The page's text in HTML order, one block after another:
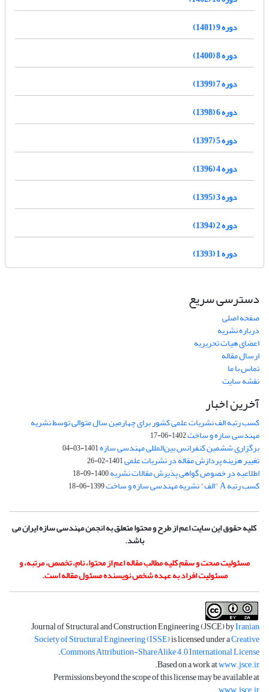
دوره 9 (1401)
دوره 8 (1400)
دوره 7 (1399)
دوره 6 (1398)
دوره 5 (1397)
دوره 4 (1396)
دوره 3 (1395)
دوره 2 (1394)
دوره 1 (1393)
دسترسی سریع
صفحه اصلی
درباره نشریه
اعضای هیات تحریریه
ارسال مقاله
تماس با ما
نقشه سایت
آخرین اخبار
کسب رتبه الف نشریات علمی کشور برای چهارمین سال متوالی توسط نشریه
مهندسی سازه و ساخت1402-06-17
برگزاری ششمین کنفرانس بین‌المللی مهندسی سازه1401-03-04
تغییر هزینه پردازش مقاله در نشریات علمی1401-02-26
اطلاعیه در خصوص گواهی پذیرش مقالات نشریه1400-09-18
کسب رتبه A "الف" نشریه مهندسی سازه و ساخت 1399-06-18
کلیه حقوق این سایت اعم از طرح و محتوا متعلق به انجمن مهندسی سازه ایران می
باشد.
مسئولیت صحت و سقم کلیه مطالب مقاله اعم از محتوا، نام، تخصص، مرتبه، و
مسئولیت افراد به عهده شخص نویسنده مسئول مقاله است.
Journal of Structural and Construction Engineering (JSCE) byIranian
Society of Structural Engineering (ISSE)is licensed under aCreative
Commons Attribution-ShareAlike 4.0 International License
.
Based on a work atwww.jsce.ir
.
Permissions beyond the scope of this license may be available at